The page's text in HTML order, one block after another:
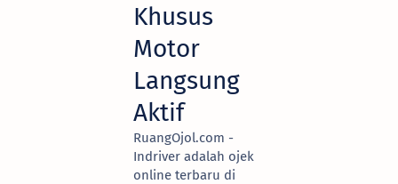
Khusus
Motor
Langsung
Aktif
RuangOjol.com -
Indriver adalah ojek
online terbaru di